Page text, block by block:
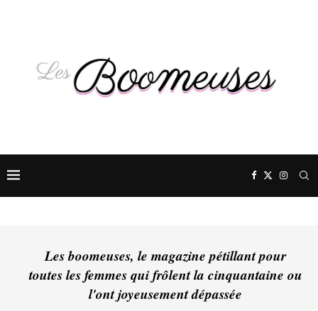
Les boomeuses, le magazine pétillant pour
toutes les femmes qui frôlent la cinquantaine ou
l'ont joyeusement dépassée